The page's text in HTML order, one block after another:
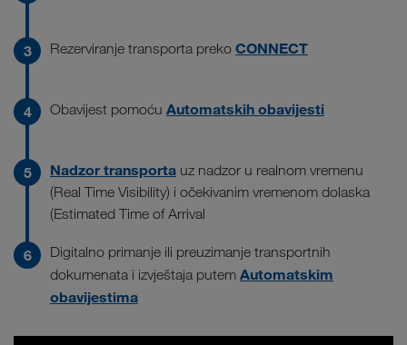
Rezerviranje transporta preko CONNECT
Obavijest pomoću Automatskih obavijesti
Nadzor transporta uz nadzor u realnom vremenu
(Real Time Visibility) i očekivanim vremenom dolaska
(Estimated Time of Arrival
Digitalno primanje ili preuzimanje transportnih
dokumenata i izvještaja putem Automatskim
obavijestima